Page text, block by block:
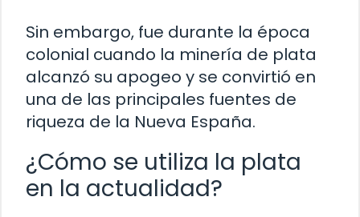
Sin embargo, fue durante la época
colonial cuando la minería de plata
alcanzó su apogeo y se convirtió en
una de las principales fuentes de
riqueza de la Nueva España.
¿Cómo se utiliza la plata
en la actualidad?